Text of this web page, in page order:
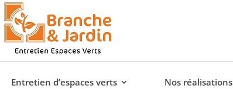
Entretien d’espaces verts Nos réalisations